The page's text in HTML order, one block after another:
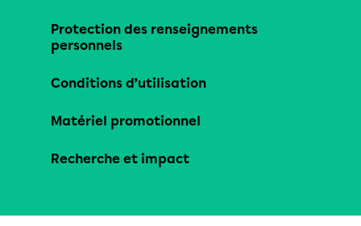
Protection des renseignements
personnels
Conditions d’utilisation
Matériel promotionnel
Recherche et impact